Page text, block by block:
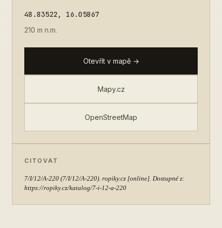
48.83522, 16.05867
210 m n.m.
Otevřít v mapě →
Mapy.cz
OpenStreetMap
CITOVAT
7/I/12/A-220 (7/I/12/A-220). ropiky.cz [online]. Dostupné z:
https://ropiky.cz/katalog/7-i-12-a-220